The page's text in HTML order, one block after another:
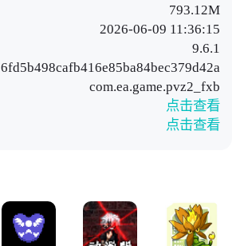
793.12M
2026-06-09 11:36:15
9.6.1
6fd5b498cafb416e85ba84bec379d42a
com.ea.game.pvz2_fxb
点击查看
点击查看